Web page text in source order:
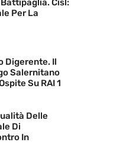
Cisl:
Per La
Digerente. Il
Salernitano
Su RAI 1
Delle
Di
In